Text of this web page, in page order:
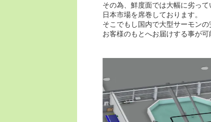
その為、鮮度面では大幅に劣っ
日本市場を席巻しております。
そこでもし国内で大型サーモン
お客様のもとへお届けする事が可